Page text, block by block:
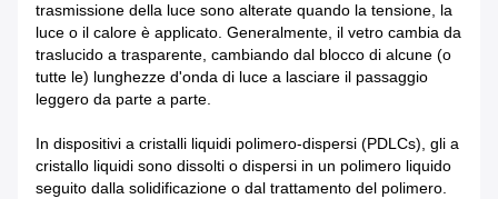
trasmissione della luce sono alterate quando la tensione, la
luce o il calore è applicato. Generalmente, il vetro cambia da
traslucido a trasparente, cambiando dal blocco di alcune (o
tutte le) lunghezze d'onda di luce a lasciare il passaggio
leggero da parte a parte.
In dispositivi a cristalli liquidi polimero-dispersi (PDLCs), gli a
cristallo liquidi sono dissolti o dispersi in un polimero liquido
seguito dalla solidificazione o dal trattamento del polimero.